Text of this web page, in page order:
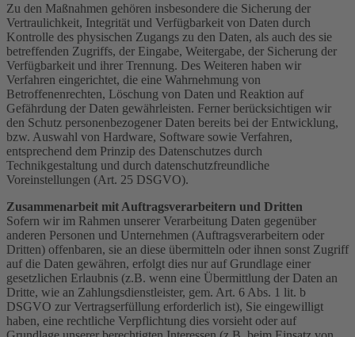
Zu den Maßnahmen gehören insbesondere die Sicherung der
Vertraulichkeit, Integrität und Verfügbarkeit von Daten durch
Kontrolle des physischen Zugangs zu den Daten, als auch des sie
betreffenden Zugriffs, der Eingabe, Weitergabe, der Sicherung der
Verfügbarkeit und ihrer Trennung. Des Weiteren haben wir
Verfahren eingerichtet, die eine Wahrnehmung von
Betroffenenrechten, Löschung von Daten und Reaktion auf
Gefährdung der Daten gewährleisten. Ferner berücksichtigen wir
den Schutz personenbezogener Daten bereits bei der Entwicklung,
bzw. Auswahl von Hardware, Software sowie Verfahren,
entsprechend dem Prinzip des Datenschutzes durch
Technikgestaltung und durch datenschutzfreundliche
Voreinstellungen (Art. 25 DSGVO).
Zusammenarbeit mit Auftragsverarbeitern und Dritten
Sofern wir im Rahmen unserer Verarbeitung Daten gegenüber
anderen Personen und Unternehmen (Auftragsverarbeitern oder
Dritten) offenbaren, sie an diese übermitteln oder ihnen sonst Zugriff
auf die Daten gewähren, erfolgt dies nur auf Grundlage einer
gesetzlichen Erlaubnis (z.B. wenn eine Übermittlung der Daten an
Dritte, wie an Zahlungsdienstleister, gem. Art. 6 Abs. 1 lit. b
DSGVO zur Vertragserfüllung erforderlich ist), Sie eingewilligt
haben, eine rechtliche Verpflichtung dies vorsieht oder auf